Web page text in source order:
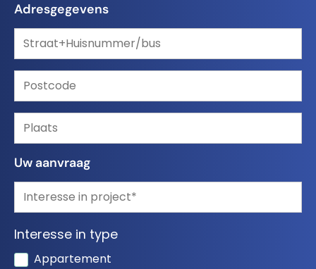
Adresgegevens
Uw aanvraag
Appartement
Interesse in type